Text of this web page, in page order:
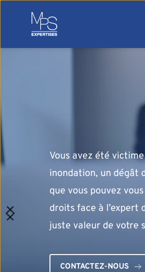
Vous avez été
inondation, un dégât
que vous pouvez
droits face à l’expert
juste valeur de votre
CONTACTEZ-NOUS